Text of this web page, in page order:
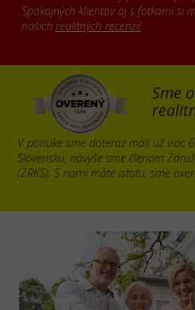
Spokojných klientov aj s fotkami si
našich realitných recenzií.
Sme
V ponuke sme doteraz mali už viac
Slovensku, navyše sme členom
(ZRKS). S nami máte istotu, sme